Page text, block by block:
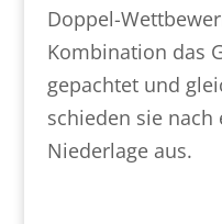
Doppel-
Kombination das
gepachtet und
schieden sie
Niederlage aus.